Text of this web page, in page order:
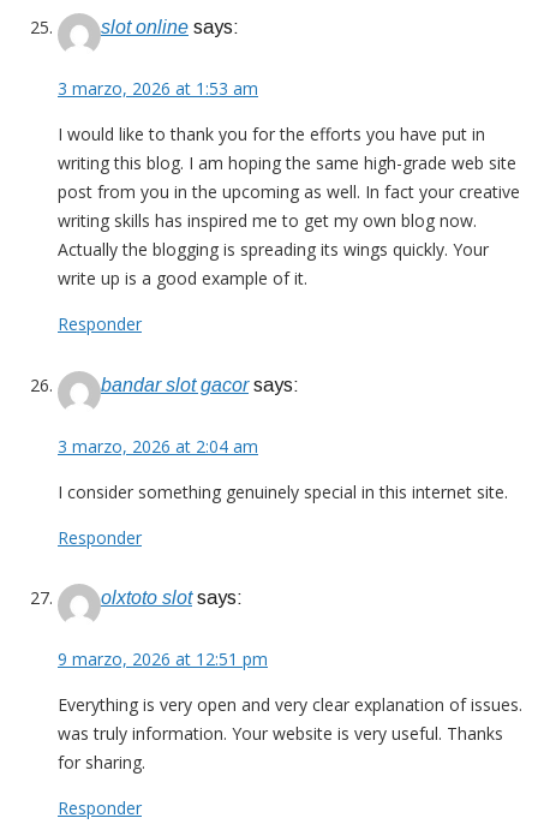
slot online says:
3 marzo, 2026 at 1:53 am
I would like to thank you for the efforts you have put in
writing this blog. I am hoping the same high-grade web site
post from you in the upcoming as well. In fact your creative
writing skills has inspired me to get my own blog now.
Actually the blogging is spreading its wings quickly. Your
write up is a good example of it.
Responder
bandar slot gacor says:
3 marzo, 2026 at 2:04 am
I consider something genuinely special in this internet site.
Responder
olxtoto slot says:
9 marzo, 2026 at 12:51 pm
Everything is very open and very clear explanation of issues.
was truly information. Your website is very useful. Thanks
for sharing.
Responder